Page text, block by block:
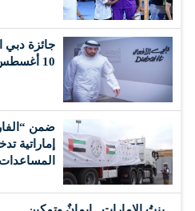
جائزة دبي
10 أغسطس
المساعدات